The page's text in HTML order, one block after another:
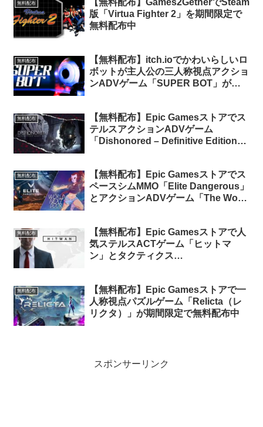
無料配布
【無料配布】Games2GetherでSteam
版「Virtua Fighter 2」を期間限定で
無料配布中
無料配布
【無料配布】itch.ioでかわいらしいロ
ボットが主人公の三人称視点アクショ
ンADVゲーム「SUPER BOT」が期
無料配布
【無料配布】Epic Gamesストアでス
テルスアクションADVゲーム
「Dishonored – Definitive Edition」
料配布中
無料配布
【無料配布】Epic Gamesストアでス
ペースシムMMO「Elite Dangerous」
とアクションADVゲーム「The World
無料配布
【無料配布】Epic Gamesストアで人
気ステルスACTゲーム「ヒットマ
ン」とタクティクス
無料配布
【無料配布】Epic Gamesストアで一
人称視点パズルゲーム「Relicta（レ
リクタ）」が期間限定で無料配布中
スポンサーリンク